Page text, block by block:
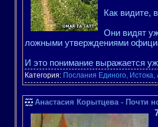
Как видите,
Они видят
ложными утверждениями
И это понимание выражается
Категория: Послания Единого,
Анастасия Корытцева - Почти